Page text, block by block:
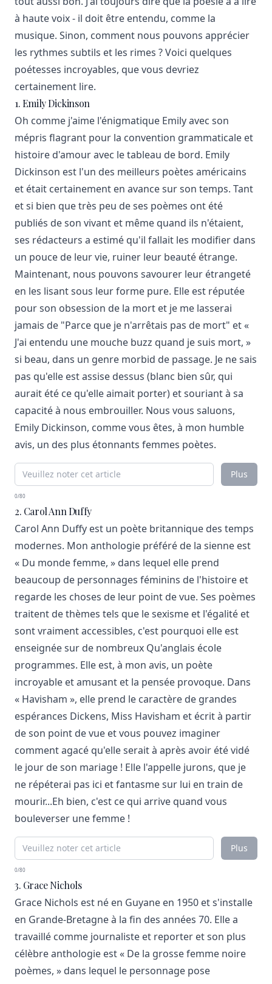
à haute voix - il doit être entendu, comme la
musique. Sinon, comment nous pouvons apprécier
les rythmes subtils et les rimes ? Voici quelques
poétesses incroyables, que vous devriez
certainement lire.
1. Emily Dickinson
Oh comme j'aime l'énigmatique Emily avec son
mépris flagrant pour la convention grammaticale et
histoire d'amour avec le tableau de bord. Emily
Dickinson est l'un des meilleurs poètes américains
et était certainement en avance sur son temps. Tant
et si bien que très peu de ses poèmes ont été
publiés de son vivant et même quand ils n'étaient,
ses rédacteurs a estimé qu'il fallait les modifier dans
un pouce de leur vie, ruiner leur beauté étrange.
Maintenant, nous pouvons savourer leur étrangeté
en les lisant sous leur forme pure. Elle est réputée
pour son obsession de la mort et je me lasserai
jamais de "Parce que je n'arrêtais pas de mort" et «
J'ai entendu une mouche buzz quand je suis mort, »
si beau, dans un genre morbid de passage. Je ne sais
pas qu'elle est assise dessus (blanc bien sûr, qui
aurait été ce qu'elle aimait porter) et souriant à sa
capacité à nous embrouiller. Nous vous saluons,
Emily Dickinson, comme vous êtes, à mon humble
avis, un des plus étonnants femmes poètes.
Plus
0/80
2. Carol Ann Duffy
Carol Ann Duffy est un poète britannique des temps
modernes. Mon anthologie préféré de la sienne est
« Du monde femme, » dans lequel elle prend
beaucoup de personnages féminins de l'histoire et
regarde les choses de leur point de vue. Ses poèmes
traitent de thèmes tels que le sexisme et l'égalité et
sont vraiment accessibles, c'est pourquoi elle est
enseignée sur de nombreux Qu'anglais école
programmes. Elle est, à mon avis, un poète
incroyable et amusant et la pensée provoque. Dans
« Havisham », elle prend le caractère de grandes
espérances Dickens, Miss Havisham et écrit à partir
de son point de vue et vous pouvez imaginer
comment agacé qu'elle serait à après avoir été vidé
le jour de son mariage ! Elle l'appelle jurons, que je
ne répéterai pas ici et fantasme sur lui en train de
mourir...Eh bien, c'est ce qui arrive quand vous
bouleverser une femme !
Plus
0/80
3. Grace Nichols
Grace Nichols est né en Guyane en 1950 et s'installe
en Grande-Bretagne à la fin des années 70. Elle a
travaillé comme journaliste et reporter et son plus
célèbre anthologie est « De la grosse femme noire
poèmes, » dans lequel le personnage pose